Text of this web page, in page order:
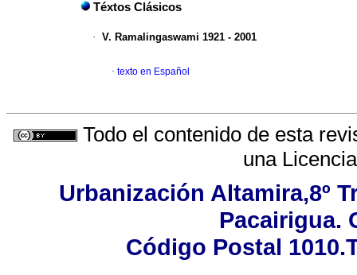
Téxtos Clásicos
· V. Ramalingaswami 1921 - 2001
· texto en Español
Todo el contenido de esta
una
Urbanización Altamira,8º
Pacairigua.
Código Postal